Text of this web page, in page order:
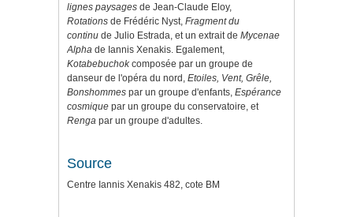
lignes paysages de Jean-Claude Eloy,
Rotations de Frédéric Nyst, Fragment du
continu de Julio Estrada, et un extrait de Mycenae
Alpha de Iannis Xenakis. Egalement,
Kotabebuchokcomposée par un groupe de
danseur de l'opéra du nord, Etoiles, Vent, Grêle,
Bonshommes par un groupe d'enfants, Espérance
cosmique par un groupe du conservatoire, et
Renga par un groupe d'adultes.
Source
Centre Iannis Xenakis 482, cote BM